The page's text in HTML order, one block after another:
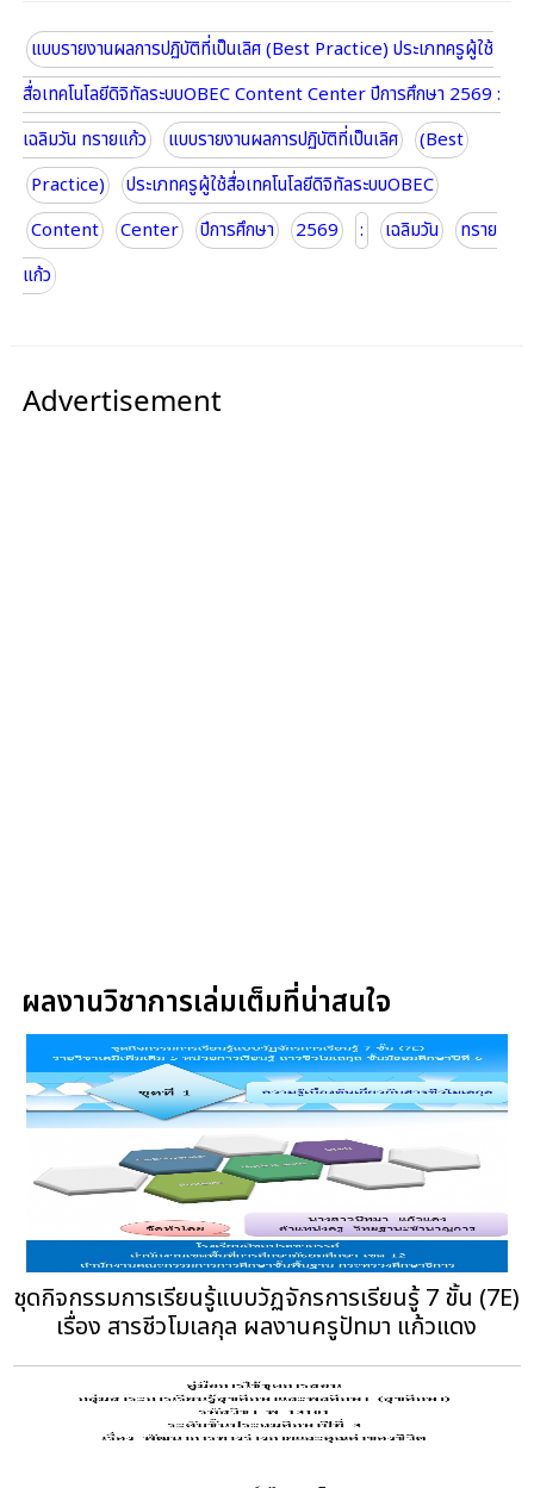
แบบรายงานผลการปฏิบัติที่เป็นเลิศ (Best Practice) ประเภทครูผู้ใช้
สื่อเทคโนโลยีดิจิทัลระบบOBEC Content Center ปีการศึกษา 2569 :
เฉลิมวัน ทรายแก้ว
แบบรายงานผลการปฏิบัติที่เป็นเลิศ
(Best
Practice)
ประเภทครูผู้ใช้สื่อเทคโนโลยีดิจิทัลระบบOBEC
Content
Center ปีการศึกษา 2569 : เฉลิมวัน
ทราย
แก้ว
Advertisement
ผลงานวิชาการเล่มเต็มที่น่าสนใจ
ชุดกิจกรรมการเรียนรู้แบบวัฏจักรการเรียนรู้ 7 ขั้น (7E)
เรื่อง สารชีวโมเลกุล ผลงานครูปัทมา แก้วแดง